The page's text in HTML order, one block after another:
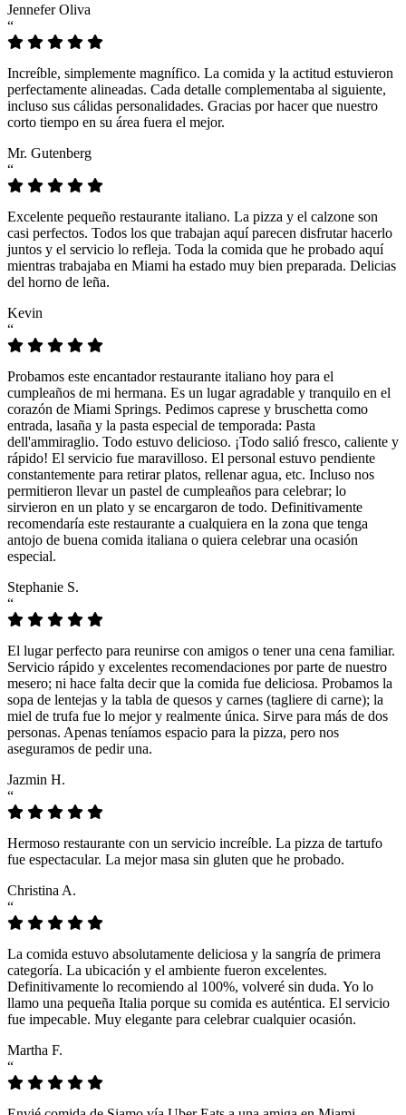
Jennefer Oliva
“
Increíble, simplemente magnífico. La comida y la actitud estuvieron
perfectamente alineadas. Cada detalle complementaba al siguiente,
incluso sus cálidas personalidades. Gracias por hacer que nuestro
corto tiempo en su área fuera el mejor.
Mr. Gutenberg
“
Excelente pequeño restaurante italiano. La pizza y el calzone son
casi perfectos. Todos los que trabajan aquí parecen disfrutar hacerlo
juntos y el servicio lo refleja. Toda la comida que he probado aquí
mientras trabajaba en Miami ha estado muy bien preparada. Delicias
del horno de leña.
Kevin
“
Probamos este encantador restaurante italiano hoy para el
cumpleaños de mi hermana. Es un lugar agradable y tranquilo en el
corazón de Miami Springs. Pedimos caprese y bruschetta como
entrada, lasaña y la pasta especial de temporada: Pasta
dell'ammiraglio. Todo estuvo delicioso. ¡Todo salió fresco, caliente y
rápido! El servicio fue maravilloso. El personal estuvo pendiente
constantemente para retirar platos, rellenar agua, etc. Incluso nos
permitieron llevar un pastel de cumpleaños para celebrar; lo
sirvieron en un plato y se encargaron de todo. Definitivamente
recomendaría este restaurante a cualquiera en la zona que tenga
antojo de buena comida italiana o quiera celebrar una ocasión
especial.
Stephanie S.
“
El lugar perfecto para reunirse con amigos o tener una cena familiar.
Servicio rápido y excelentes recomendaciones por parte de nuestro
mesero; ni hace falta decir que la comida fue deliciosa. Probamos la
sopa de lentejas y la tabla de quesos y carnes (tagliere di carne); la
miel de trufa fue lo mejor y realmente única. Sirve para más de dos
personas. Apenas teníamos espacio para la pizza, pero nos
aseguramos de pedir una.
Jazmin H.
“
Hermoso restaurante con un servicio increíble. La pizza de tartufo
fue espectacular. La mejor masa sin gluten que he probado.
Christina A.
“
La comida estuvo absolutamente deliciosa y la sangría de primera
categoría. La ubicación y el ambiente fueron excelentes.
Definitivamente lo recomiendo al 100%, volveré sin duda. Yo lo
llamo una pequeña Italia porque su comida es auténtica. El servicio
fue impecable. Muy elegante para celebrar cualquier ocasión.
Martha F.
“